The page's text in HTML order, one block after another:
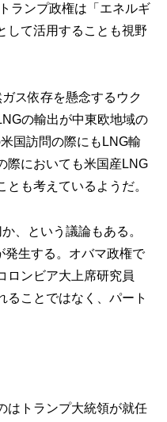
ランプ政権は「エネルギ
して活用することも視野
ス依存を懸念するウク
の輸出が中東欧地域の
国訪問の際にもLNG輸
際においても米国産LNG
も考えているようだ。
、という議論もある。
発生する。オバマ政権で
ロンビア大上席研究員
ることではなく、パート
はトランプ大統領が就任